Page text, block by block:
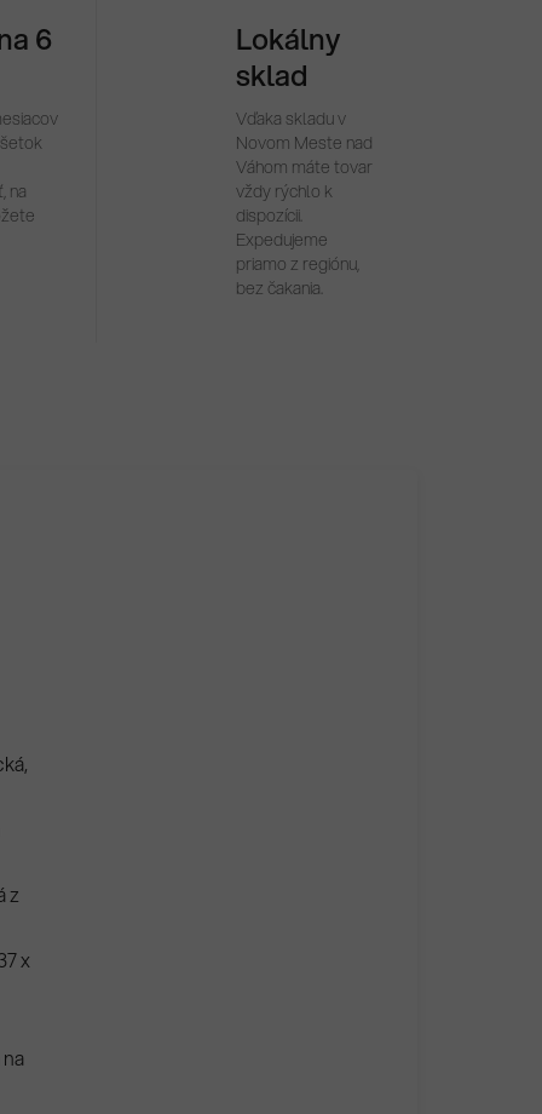
6
na
Lokálny
sklad
Vďaka skladu v
Novom Meste nad
Váhom máte tovar
vždy rýchlo k
dispozícii.
Expedujeme
priamo z regiónu,
bez čakania.
z
x